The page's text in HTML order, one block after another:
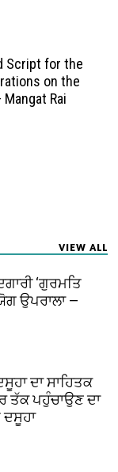
Script for the
on the
Rai
VIEW ALL
‘ਗੁਰਮਤਿ
ਉਪਰਾਲਾ —
ਦਾ ਸਾਹਿਤਕ
ਤੱਕ ਪਹੁੰਚਾਉਣ ਦਾ